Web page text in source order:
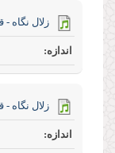
زلال نگاه - قطعه 5 -
زلال نگاه - قطعه 6 -